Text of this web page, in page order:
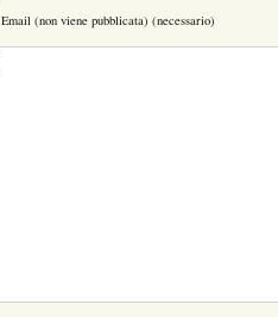
Email (non viene pubblicata) (necessario)